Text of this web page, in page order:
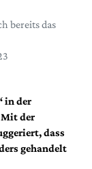
bereits das
in der
Mit der
dass
gehandelt